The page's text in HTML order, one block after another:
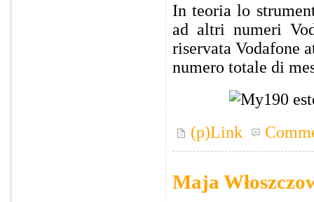
In teoria lo
ad altri numeri
riservata Vodafone
numero totale di
(p)Link
Maja